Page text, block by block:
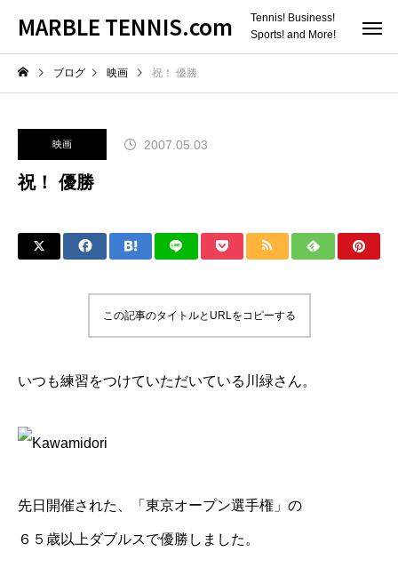
MARBLE TENNIS.com
Tennis! Business!
Sports! and More!
ブログ 映画 祝！ 優勝
映画 2007.05.03
祝！ 優勝
この記事のタイトルとURLをコピーする
いつも練習をつけていただいている川緑さん。
先日開催された、「東京オープン選手権」の
６５歳以上ダブルスで優勝しました。